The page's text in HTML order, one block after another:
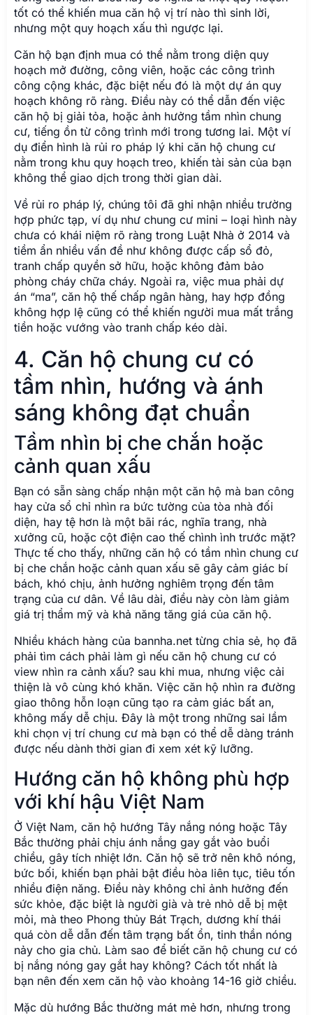
tốt có thể khiến mua căn hộ vị trí nào thì sinh lời,
nhưng một quy hoạch xấu thì ngược lại.
Căn hộ bạn định mua có thể nằm trong diện quy
hoạch mở đường, công viên, hoặc các công trình
công cộng khác, đặc biệt nếu đó là một dự án quy
hoạch không rõ ràng. Điều này có thể dẫn đến việc
căn hộ bị giải tỏa, hoặc ảnh hưởng tầm nhìn chung
cư, tiếng ồn từ công trình mới trong tương lai. Một ví
dụ điển hình là rủi ro pháp lý khi căn hộ chung cư
nằm trong khu quy hoạch treo, khiến tài sản của bạn
không thể giao dịch trong thời gian dài.
Về rủi ro pháp lý, chúng tôi đã ghi nhận nhiều trường
hợp phức tạp, ví dụ như chung cư mini – loại hình này
chưa có khái niệm rõ ràng trong Luật Nhà ở 2014 và
tiềm ẩn nhiều vấn đề như không được cấp sổ đỏ,
tranh chấp quyền sở hữu, hoặc không đảm bảo
phòng cháy chữa cháy. Ngoài ra, việc mua phải dự
án “ma”, căn hộ thế chấp ngân hàng, hay hợp đồng
không hợp lệ cũng có thể khiến người mua mất trắng
tiền hoặc vướng vào tranh chấp kéo dài.
4. Căn hộ chung cư có
tầm nhìn, hướng và ánh
sáng không đạt chuẩn
Tầm nhìn bị che chắn hoặc
cảnh quan xấu
Bạn có sẵn sàng chấp nhận một căn hộ mà ban công
hay cửa sổ chỉ nhìn ra bức tường của tòa nhà đối
diện, hay tệ hơn là một bãi rác, nghĩa trang, nhà
xưởng cũ, hoặc cột điện cao thế chình ình trước mặt?
Thực tế cho thấy, những căn hộ có tầm nhìn chung cư
bị che chắn hoặc cảnh quan xấu sẽ gây cảm giác bí
bách, khó chịu, ảnh hưởng nghiêm trọng đến tâm
trạng của cư dân. Về lâu dài, điều này còn làm giảm
giá trị thẩm mỹ và khả năng tăng giá của căn hộ.
Nhiều khách hàng của bannha.net từng chia sẻ, họ đã
phải tìm cách phải làm gì nếu căn hộ chung cư có
view nhìn ra cảnh xấu? sau khi mua, nhưng việc cải
thiện là vô cùng khó khăn. Việc căn hộ nhìn ra đường
giao thông hỗn loạn cũng tạo ra cảm giác bất an,
không mấy dễ chịu. Đây là một trong những sai lầm
khi chọn vị trí chung cư mà bạn có thể dễ dàng tránh
được nếu dành thời gian đi xem xét kỹ lưỡng.
Hướng căn hộ không phù hợp
với khí hậu Việt Nam
Ở Việt Nam, căn hộ hướng Tây nắng nóng hoặc Tây
Bắc thường phải chịu ánh nắng gay gắt vào buổi
chiều, gây tích nhiệt lớn. Căn hộ sẽ trở nên khô nóng,
bức bối, khiến bạn phải bật điều hòa liên tục, tiêu tốn
nhiều điện năng. Điều này không chỉ ảnh hưởng đến
sức khỏe, đặc biệt là người già và trẻ nhỏ dễ bị mệt
mỏi, mà theo Phong thủy Bát Trạch, dương khí thái
quá còn dễ dẫn đến tâm trạng bất ổn, tinh thần nóng
nảy cho gia chủ. Làm sao để biết căn hộ chung cư có
bị nắng nóng gay gắt hay không? Cách tốt nhất là
bạn nên đến xem căn hộ vào khoảng 14-16 giờ chiều.
Mặc dù hướng Bắc thường mát mẻ hơn, nhưng trong